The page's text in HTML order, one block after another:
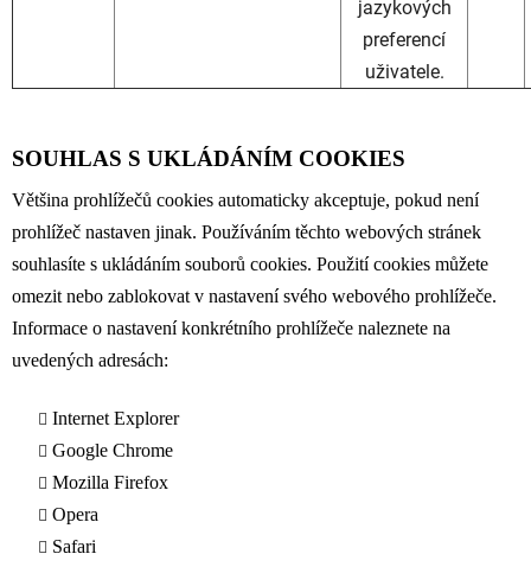
jazykových
preferencí
uživatele.
SOUHLAS S UKLÁDÁNÍM COOKIES
Většina prohlížečů cookies automaticky akceptuje, pokud není
prohlížeč nastaven jinak. Používáním těchto webových stránek
souhlasíte s ukládáním souborů cookies. Použití cookies můžete
omezit nebo zablokovat v nastavení svého webového prohlížeče.
Informace o nastavení konkrétního prohlížeče naleznete na
uvedených adresách:
Internet Explorer
Google Chrome
Mozilla Firefox
Opera
Safari